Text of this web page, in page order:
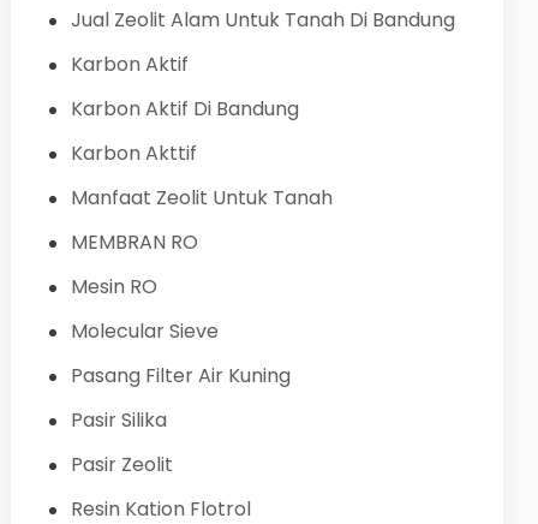
Jual Zeolit Alam Untuk Tanah Di Bandung
Karbon Aktif
Karbon Aktif Di Bandung
Karbon Akttif
Manfaat Zeolit Untuk Tanah
MEMBRAN RO
Mesin RO
Molecular Sieve
Pasang Filter Air Kuning
Pasir Silika
Pasir Zeolit
Resin Kation Flotrol